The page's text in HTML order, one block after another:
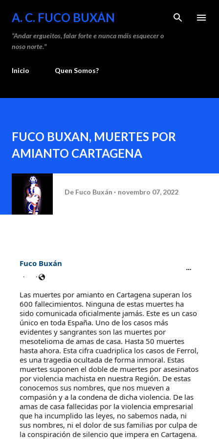
Saltar ao contido principal
A. C. FUCO BUXÁN
“Andar ergueitos, falar forte e nunca máis esquecer o
noso norte."
Inicio Quen Somos?
FUCO BUXAN, MUERTES POR
AMIANTO CARTAGENA
De Fuco Buxán novembro 07, 2022
Fuco Buxán
· ·
Las muertes por amianto en Cartagena superan los
600 fallecimientos. Ninguna de estas muertes ha
sido comunicada oficialmente jamás. Este es un caso
único en toda España. Uno de los casos más
evidentes y sangrantes son las muertes por
mesotelioma de amas de casa. Hasta 50 muertes
hasta ahora. Esta cifra cuadriplica los casos de Ferrol,
es una tragedia ocultada de forma inmoral. Estas
muertes suponen el doble de muertes por asesinatos
por violencia machista en nuestra Región. De estas
conocemos sus nombres, que nos mueven a
compasión y a la condena de dicha violencia. De las
amas de casa fallecidas por la violencia empresarial
que ha incumplido las leyes, no sabemos nada, ni
sus nombres, ni el dolor de sus familias por culpa de
la conspiración de silencio que impera en Cartagena.